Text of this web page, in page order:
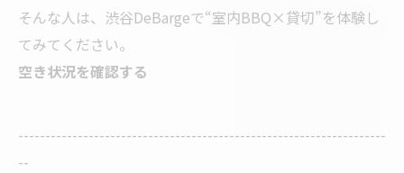
そんな人は、渋谷DeBargeで“室内BBQ×貸切”を体験し
てみてください。
空き状況を確認する
--------------------------------------------------------------------
--